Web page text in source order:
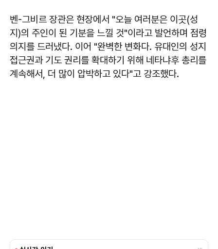
벤-그비르 장관은 현장에서 "오늘 여러분은 이곳(성
지)의 주인이 된 기분을 느낄 것"이라고 발언하며 점령
의지를 드러냈다. 이어 "완벽한 변화다. 유대인의 성지
접근권과 기도 권리를 확대하기 위해 네타냐후 총리를
계속해서, 더 많이 압박하고 있다"고 강조했다.